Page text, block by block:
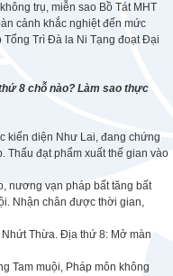
trụ, miễn sao Bồ Tát MHT
cảnh khắc nghiệt đến mức
Tổng Trì Đà la Ni Tạng đoạt Đại
8 chỗ nào? Làm sao thực
kiến diện Như Lai, đang chứng
đạt phẩm xuất thế gian vào
nương vạn pháp bất tăng bất
Nhận chân được thời gian,
Thừa. Địa thứ 8: Mở màn
Tam muội, Pháp môn không